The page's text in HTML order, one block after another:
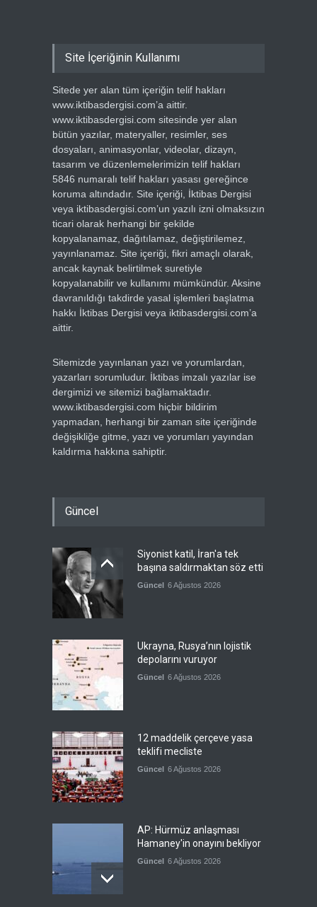
Site İçeriğinin Kullanımı
Sitede yer alan tüm içeriğin telif hakları
www.iktibasdergisi.com’a aittir.
www.iktibasdergisi.com sitesinde yer alan
bütün yazılar, materyaller, resimler, ses
dosyaları, animasyonlar, videolar, dizayn,
tasarım ve düzenlemelerimizin telif hakları
5846 numaralı telif hakları yasası gereğince
koruma altındadır. Site içeriği, İktibas Dergisi
veya iktibasdergisi.com’un yazılı izni olmaksızın
ticari olarak herhangi bir şekilde
kopyalanamaz, dağıtılamaz, değiştirilemez,
yayınlanamaz. Site içeriği, fikri amaçlı olarak,
ancak kaynak belirtilmek suretiyle
kopyalanabilir ve kullanımı mümkündür. Aksine
davranıldığı takdirde yasal işlemleri başlatma
hakkı İktibas Dergisi veya iktibasdergisi.com’a
aittir.
Sitemizde yayınlanan yazı ve yorumlardan,
yazarları sorumludur. İktibas imzalı yazılar ise
dergimizi ve sitemizi bağlamaktadır.
www.iktibasdergisi.com hiçbir bildirim
yapmadan, herhangi bir zaman site içeriğinde
değişikliğe gitme, yazı ve yorumları yayından
kaldırma hakkına sahiptir.
Güncel
Siyonist katil, İran'a tek
başına saldırmaktan söz etti
Güncel 6 Ağustos 2026
Ukrayna, Rusya’nın lojistik
depolarını vuruyor
Güncel 6 Ağustos 2026
12 maddelik çerçeve yasa
teklifi mecliste
Güncel 6 Ağustos 2026
AP: Hürmüz anlaşması
Hamaney'in onayını bekliyor
Güncel 6 Ağustos 2026